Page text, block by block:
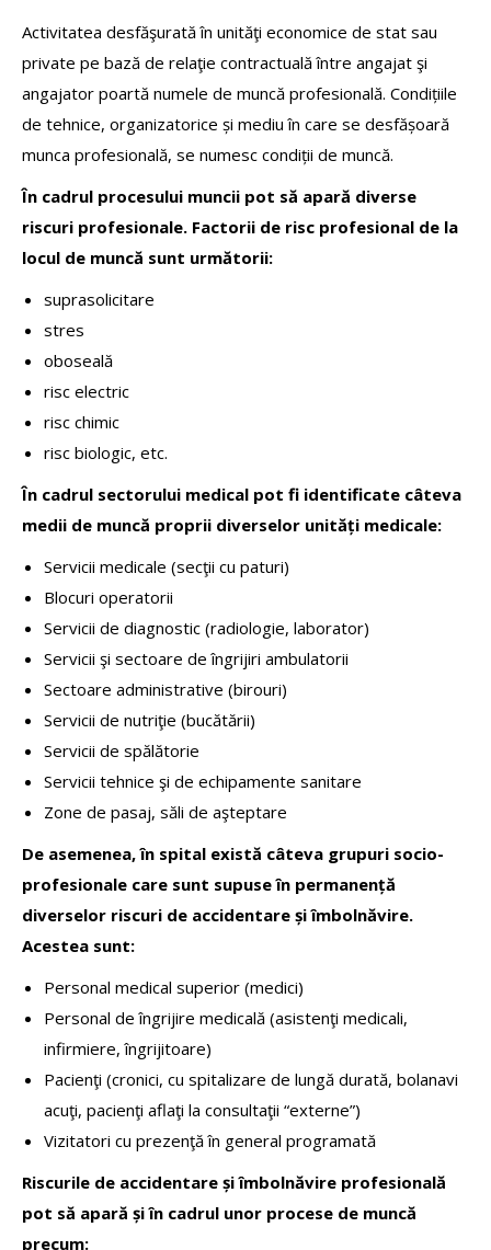
Activitatea desfăşurată în unităţi economice de stat sau
private pe bază de relaţie contractuală între angajat şi
angajator poartă numele de muncă profesională. Condițiile
de tehnice, organizatorice și mediu în care se desfășoară
munca profesională, se numesc condiții de muncă.
În cadrul procesului muncii pot să apară diverse
riscuri profesionale. Factorii de risc profesional de la
locul de muncă sunt următorii:
suprasolicitare
stres
oboseală
risc electric
risc chimic
risc biologic, etc.
În cadrul sectorului medical pot fi identificate câteva
medii de muncă proprii diverselor unități medicale:
Servicii medicale (secţii cu paturi)
Blocuri operatorii
Servicii de diagnostic (radiologie, laborator)
Servicii şi sectoare de îngrijiri ambulatorii
Sectoare administrative (birouri)
Servicii de nutriţie (bucătării)
Servicii de spălătorie
Servicii tehnice şi de echipamente sanitare
Zone de pasaj, săli de aşteptare
De asemenea, în spital există câteva grupuri socio-
profesionale care sunt supuse în permanență
diverselor riscuri de accidentare și îmbolnăvire.
Acestea sunt:
Personal medical superior (medici)
Personal de îngrijire medicală (asistenţi medicali,
infirmiere, îngrijitoare)
Pacienţi (cronici, cu spitalizare de lungă durată, bolanavi
acuţi, pacienţi aflaţi la consultaţii “externe”)
Vizitatori cu prezenţă în general programată
Riscurile de accidentare și îmbolnăvire profesională
pot să apară și în cadrul unor procese de muncă
precum: